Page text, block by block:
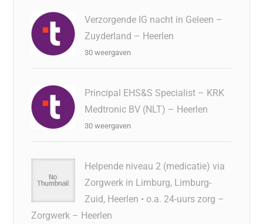
Verzorgende IG nacht in Geleen –
Zuyderland – Heerlen
30 weergaven
Principal EHS&S Specialist – KRK
Medtronic BV (NLT) – Heerlen
30 weergaven
Helpende niveau 2 (medicatie) via
Zorgwerk in Limburg, Limburg-
Zuid, Heerlen • o.a. 24-uurs zorg –
Zorgwerk – Heerlen